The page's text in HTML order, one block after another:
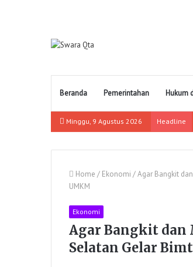
Beranda Pemerintahan Hukum
Minggu, 9 Agustus 2026 Headline
Home / Ekonomi /Agar Bangkit
UMKM
Ekonomi
Agar Bangkit dan
Selatan Gelar